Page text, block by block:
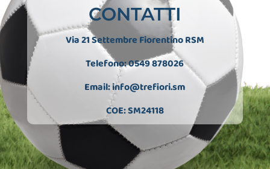
CONTATTI
Via 21 Settembre Fiorentino RSM
Telefono: 0549 878026
Email:info@trefiori.sm
COE: SM24118